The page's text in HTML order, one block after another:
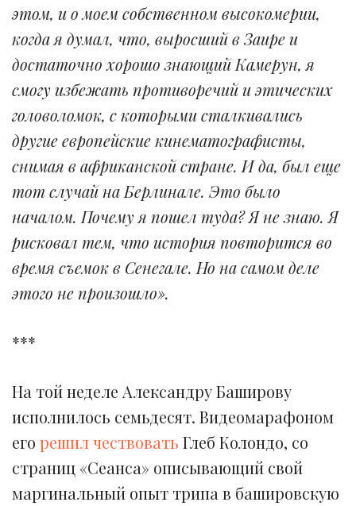
этом, и о моем собственном высокомерии,
когда я думал, что, выросший в Заире и
достаточно хорошо знающий Камерун, я
смогу избежать противоречий и этических
головоломок, с которыми сталкивались
другие европейские кинематографисты,
снимая в африканской стране. И да, был еще
тот случай на Берлинале. Это было
началом. Почему я пошел туда? Я не знаю. Я
рисковал тем, что история повторится во
время съемок в Сенегале. Но на самом деле
этого не произошло».
***
На той неделе Александру Баширову
исполнилось семьдесят. Видеомарафоном
его решил чествовать Глеб Колондо, со
страниц «Сеанса» описывающий свой
маргинальный опыт трипа в башировскую